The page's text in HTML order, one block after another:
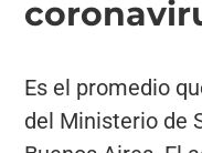
Es el promedio
del Ministerio de